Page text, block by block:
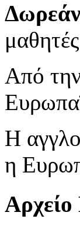
Από
Η
η